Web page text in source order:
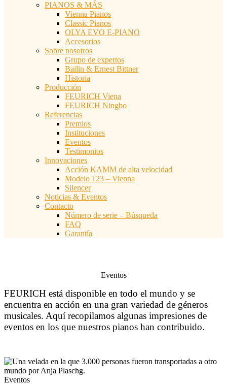
PIANOS & MÁS
Vienna Pianos
Classic Pianos
OLYA EVO E-PIANO
Accesorios
Sobre nosotros
Grupo de expertos
Bailin & Ernest Bittner
Historia
Producción
FEURICH Viena
FEURICH Ningbo
Referencias
Premios
Instituciones
Eventos
Testimonios
Innovaciones
Acción KAMM de alta velocidad
Modelo 123 – Vienna
Silencer
Noticias & Eventos
Contacto
Número de serie – Búsqueda
FAQ
Garantía
Eventos
FEURICH está disponible en todo el mundo y se
encuentra en acción en una gran variedad de géneros
musicales. Aquí recopilamos algunas impresiones de
eventos en los que nuestros pianos han contribuido.
Eventos